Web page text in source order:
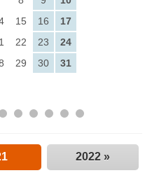
15 16
17
22 23
24
29 30 31
2022 »